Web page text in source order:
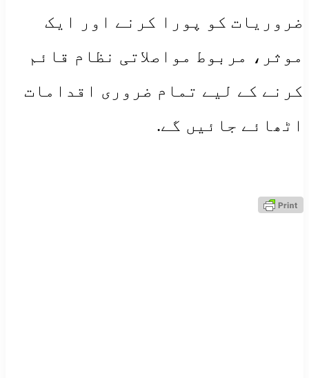
ضروریات کو پورا کرنے اور ایک
موثر، مربوط مواصلاتی نظام قائم
کرنے کے لیے تمام ضروری اقدامات
اٹھائے جائیں گے.